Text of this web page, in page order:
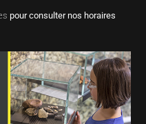
pour consulter nos horaires